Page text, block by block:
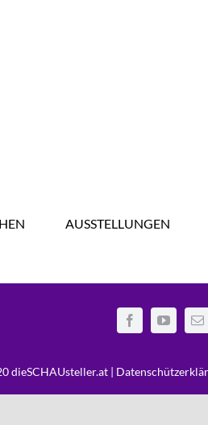
AUSSTELLUNGEN
dieSCHAUsteller.at |